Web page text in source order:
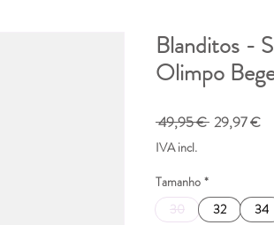
Blanditos -
Olimpo
49,95 € Preço
29,97 €
IVA incl.
Tamanho *
30
32
34